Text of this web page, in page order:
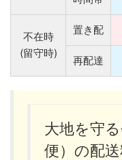
不在時
(留守時)
置き配
再配達
大地を守
便）の配